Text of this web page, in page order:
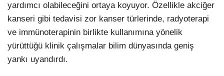
yardımcı olabileceğini ortaya koyuyor. Özellikle akciğer
kanseri gibi tedavisi zor kanser türlerinde, radyoterapi
ve immünoterapinin birlikte kullanımına yönelik
yürüttüğü klinik çalışmalar bilim dünyasında geniş
yankı uyandırdı.